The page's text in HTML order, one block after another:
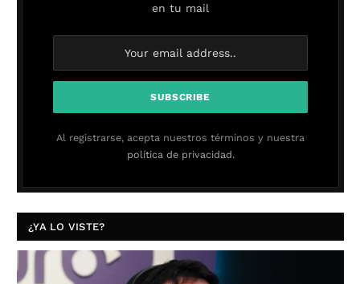
en tu mail
Al registrarse, acepta nuestros términos y nuestra
política de privacidad.
¿YA LO VISTE?